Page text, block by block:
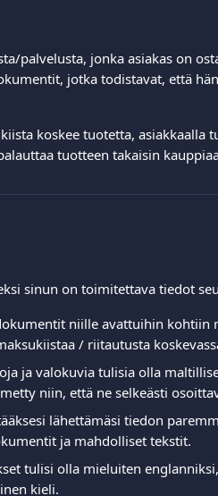
palvelusta, jonka asiakas on
jotka todistavat, että
koskee tuotetta, asiakkaalla
tuotteen takaisin
sinun on toimitettava tiedot
niille avattuihin kohtiin
/ riitautusta
ja valokuvia tulisia olla
niin, että ne selkeästi
lähettämäsi tiedon
ja mahdolliset tekstit.
tulisi olla mieluiten
kieli.